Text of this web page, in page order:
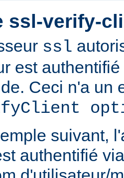
ssl-verify-
ssl
est
Ceci n'a un
suivant,
authentifié